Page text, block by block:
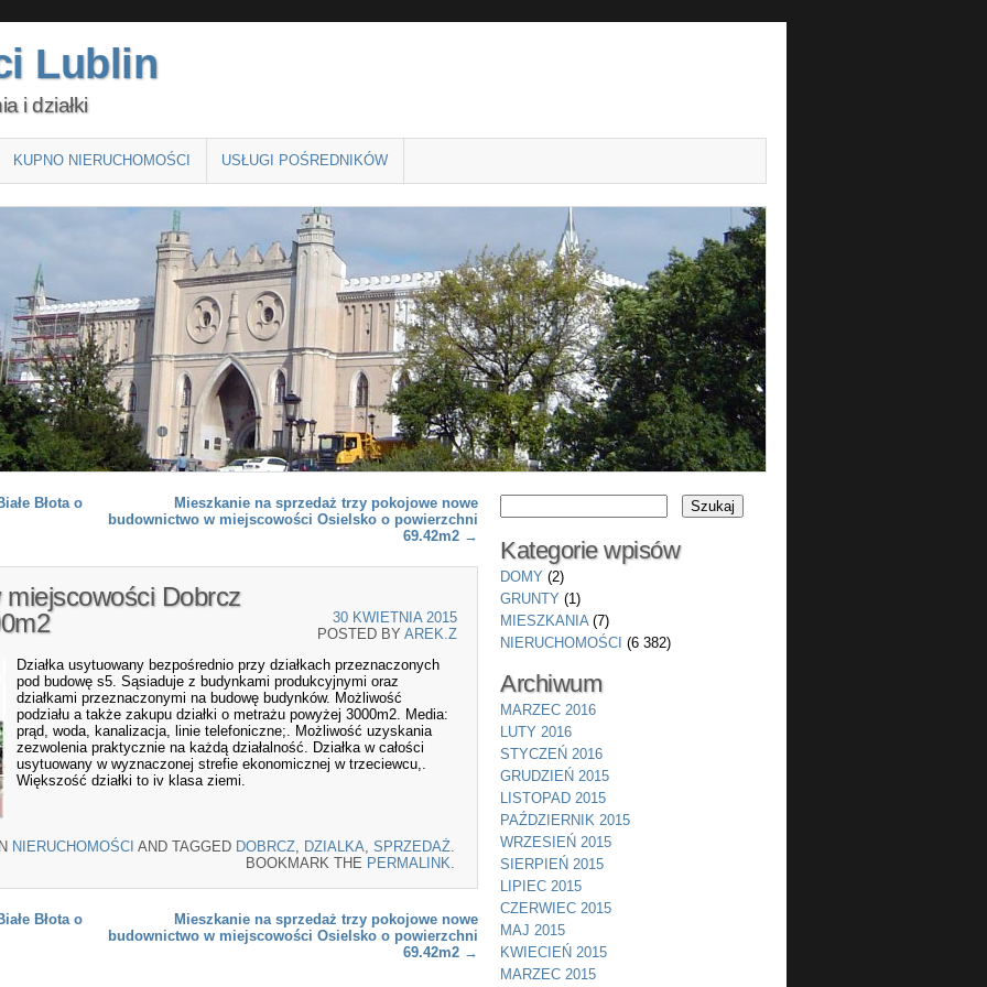
Lublin
i działki
KUPNO NIERUCHOMOŚCI USŁUGI POŚREDNIKÓW
Błota o
Mieszkanie na sprzedaż trzy pokojowe nowe
budownictwo w miejscowości Osielsko o powierzchni
69.42m2 →
Dobrcz
30 KWIETNIA 2015
POSTED BY AREK.Z
Działka usytuowany bezpośrednio przy działkach przeznaczonych
pod budowę s5. Sąsiaduje z budynkami produkcyjnymi oraz
działkami przeznaczonymi na budowę budynków. Możliwość
podziału a także zakupu działki o metrażu powyżej 3000m2. Media:
prąd, woda, kanalizacja, linie telefoniczne;. Możliwość uzyskania
zezwolenia praktycznie na każdą działalność. Działka w całości
usytuowany w wyznaczonej strefie ekonomicznej w trzeciewcu,.
Większość działki to iv klasa ziemi.
NIERUCHOMOŚCI AND TAGGED DOBRCZ, DZIALKA, SPRZEDAŻ.
BOOKMARK THE PERMALINK.
Błota o
Mieszkanie na sprzedaż trzy pokojowe nowe
budownictwo w miejscowości Osielsko o powierzchni
69.42m2 →
Kategorie wpisów
DOMY (2)
GRUNTY (1)
MIESZKANIA(7)
NIERUCHOMOŚCI (6 382)
Archiwum
MARZEC 2016
LUTY 2016
STYCZEŃ 2016
GRUDZIEŃ 2015
LISTOPAD 2015
PAŹDZIERNIK 2015
WRZESIEŃ 2015
SIERPIEŃ 2015
LIPIEC 2015
CZERWIEC 2015
MAJ 2015
KWIECIEŃ 2015
MARZEC 2015